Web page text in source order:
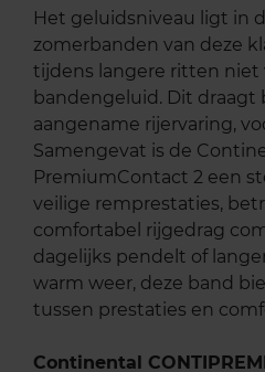
Het geluidsniveau ligt in
zomerbanden van deze
tijdens langere ritten niet
bandengeluid. Dit draagt
aangename rijervaring,
Samengevat is de
PremiumContact 2 een
veilige remprestaties,
comfortabel rijgedrag
dagelijks pendelt of
warm weer, deze band
tussen prestaties en
Continental